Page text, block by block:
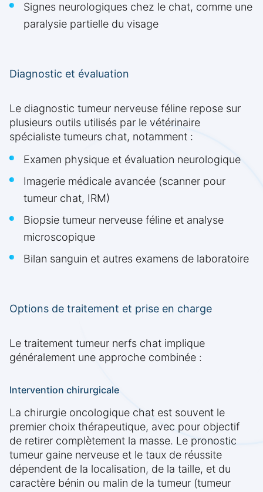
Signes neurologiques chez le chat, comme une
paralysie partielle du visage
Diagnostic et évaluation
Le diagnostic tumeur nerveuse féline repose sur
plusieurs outils utilisés par le vétérinaire
spécialiste tumeurs chat, notamment :
Examen physique et évaluation neurologique
Imagerie médicale avancée (scanner pour
tumeur chat, IRM)
Biopsie tumeur nerveuse féline et analyse
microscopique
Bilan sanguin et autres examens de laboratoire
Options de traitement et prise en charge
Le traitement tumeur nerfs chat implique
généralement une approche combinée :
Intervention chirurgicale
La chirurgie oncologique chat est souvent le
premier choix thérapeutique, avec pour objectif
de retirer complètement la masse. Le pronostic
tumeur gaine nerveuse et le taux de réussite
dépendent de la localisation, de la taille, et du
caractère bénin ou malin de la tumeur (tumeur